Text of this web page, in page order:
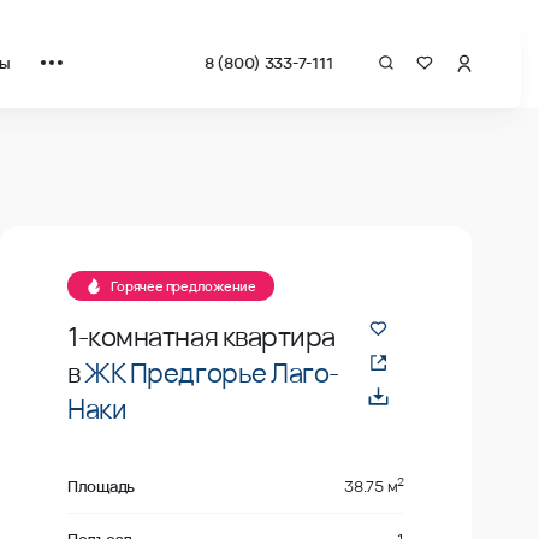
8 (800) 333-7-111
Горячее предложение
1-комнатная квартира
вЖК Предгорье Лаго-
Наки
Площадь 38.75 м2